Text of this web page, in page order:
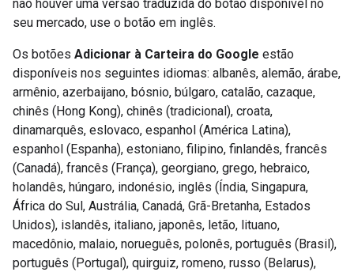
não houver uma versão traduzida do botão disponível no
seu mercado, use o botão em inglês.
Os botões Adicionar à Carteira do Google estão
disponíveis nos seguintes idiomas: albanês, alemão, árabe,
armênio, azerbaijano, bósnio, búlgaro, catalão, cazaque,
chinês (Hong Kong), chinês (tradicional), croata,
dinamarquês, eslovaco, espanhol (América Latina),
espanhol (Espanha), estoniano, filipino, finlandês, francês
(Canadá), francês (França), georgiano, grego, hebraico,
holandês, húngaro, indonésio, inglês (Índia, Singapura,
África do Sul, Austrália, Canadá, Grã-Bretanha, Estados
Unidos), islandês, italiano, japonês, letão, lituano,
macedônio, malaio, norueguês, polonês, português (Brasil),
português (Portugal), quirguiz, romeno, russo (Belarus),